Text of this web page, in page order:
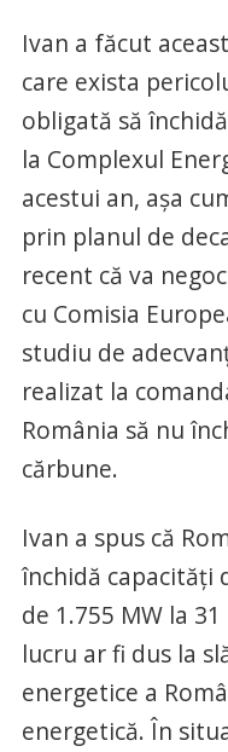
Ivan a făcut
care exista
obligată să
la Complexul
acestui an, așa
prin planul de
recent că va
cu Comisia
studiu de
realizat la
România să nu
cărbune.
Ivan a spus că
închidă capacități
de 1.755 MW la
lucru ar fi dus la
energetice a
energetică. În